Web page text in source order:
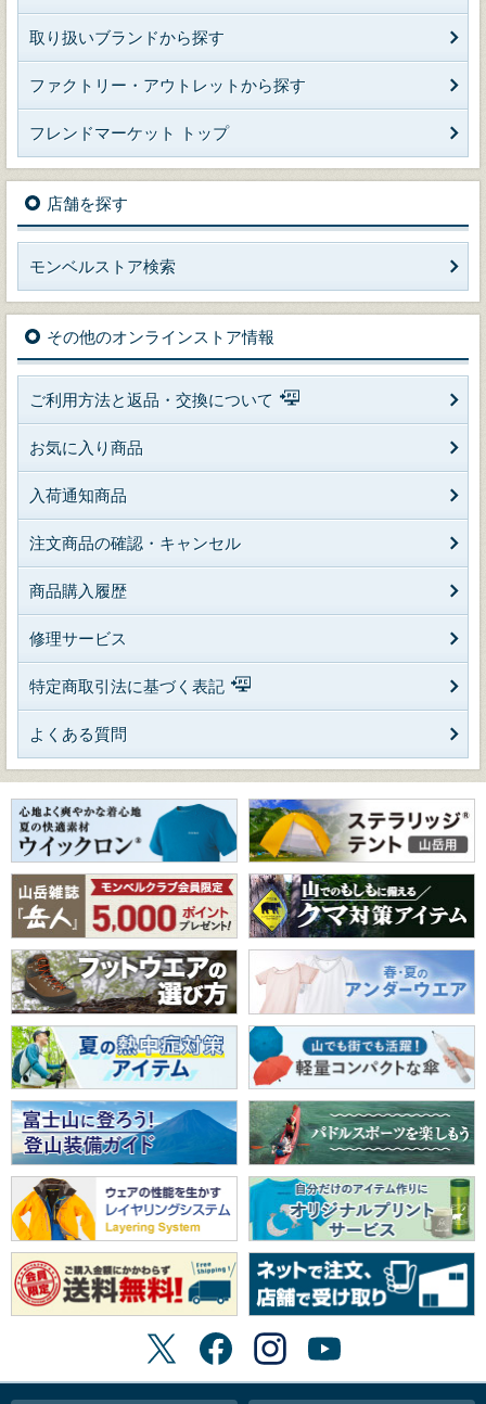
取り扱いブランドから探す
ファクトリー・アウトレットから探す
フレンドマーケット トップ
店舗を探す
モンベルストア検索
その他のオンラインストア情報
ご利用方法と返品・交換について
お気に入り商品
入荷通知商品
注文商品の確認・キャンセル
商品購入履歴
修理サービス
特定商取引法に基づく表記
よくある質問